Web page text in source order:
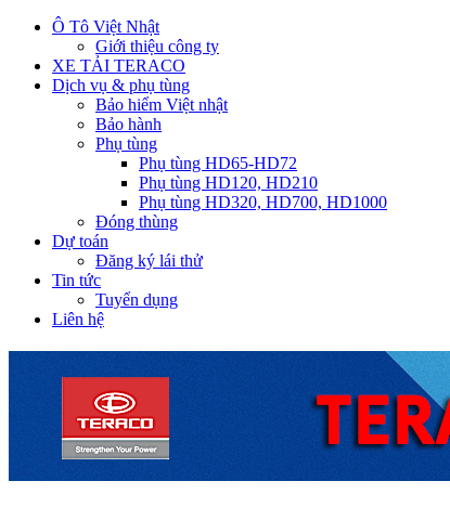
Ô Tô Việt Nhật
Giới thiệu công ty
XE TẢI TERACO
Dịch vụ & phụ tùng
Bảo hiểm Việt nhật
Bảo hành
Phụ tùng
Phụ tùng HD65-HD72
Phụ tùng HD120, HD210
Phụ tùng HD320, HD700, HD1000
Đóng thùng
Dự toán
Đăng ký lái thử
Tin tức
Tuyển dụng
Liên hệ